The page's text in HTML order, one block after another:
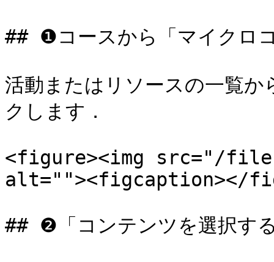
## ❶コースから「マイクロ
活動またはリソースの一覧
クします．
<figure><img src="/files/
alt=""><figcaption></
## ❷「コンテンツを選択す